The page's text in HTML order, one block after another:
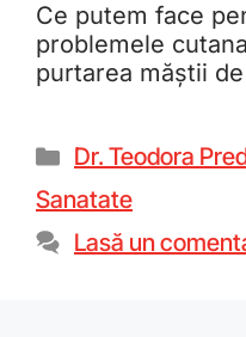
Ce putem face
problemele
purtarea măștii
Dr. Teodora
Sanatate
Lasă un